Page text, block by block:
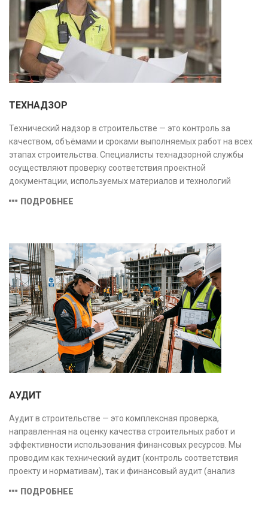
ТЕХНАДЗОР
Технический надзор в строительстве — это контроль за
качеством, объёмами и сроками выполняемых работ на всех
этапах строительства. Специалисты технадзорной службы
осуществляют проверку соответствия проектной
документации, используемых материалов и технологий
безопасность и надёжность объекта.
ПОДРОБНЕЕ
АУДИТ
Аудит в строительстве — это комплексная проверка,
направленная на оценку качества строительных работ и
эффективности использования финансовых ресурсов. Мы
проводим как технический аудит (контроль соответствия
проекту и нормативам), так и финансовый аудит (анализ
безопасность и экономическую обоснованность проекта.
ПОДРОБНЕЕ